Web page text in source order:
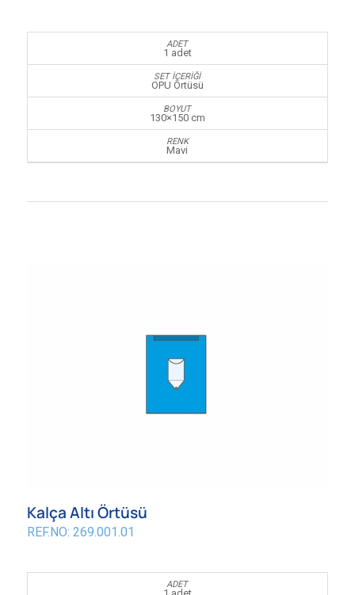
1 adet
OPU Örtüsü
130×150 cm
Mavi
Kalça Altı Örtüsü
REF.NO: 269.001.01